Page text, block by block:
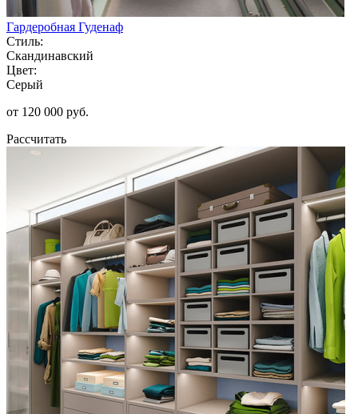
Гардеробная Гуденаф
Стиль:
Скандинавский
Цвет:
Серый
от 120 000 руб.
Рассчитать